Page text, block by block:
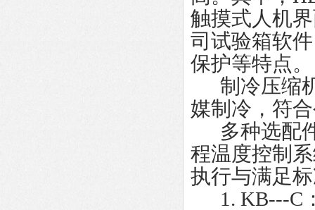
触摸式人机
司试验箱软
保护等特点。
制冷压缩机
媒制冷，符
多种选配件
程温度控制
执行与满足
1. KB---C：